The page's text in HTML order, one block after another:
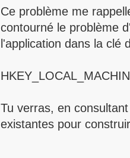
Ce problème me
contourné le problème
l'application dans la clé
Tu verras, en
existantes pour